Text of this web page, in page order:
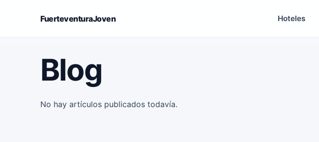
FuerteventuraJoven Hoteles
Blog
No hay artículos publicados todavía.